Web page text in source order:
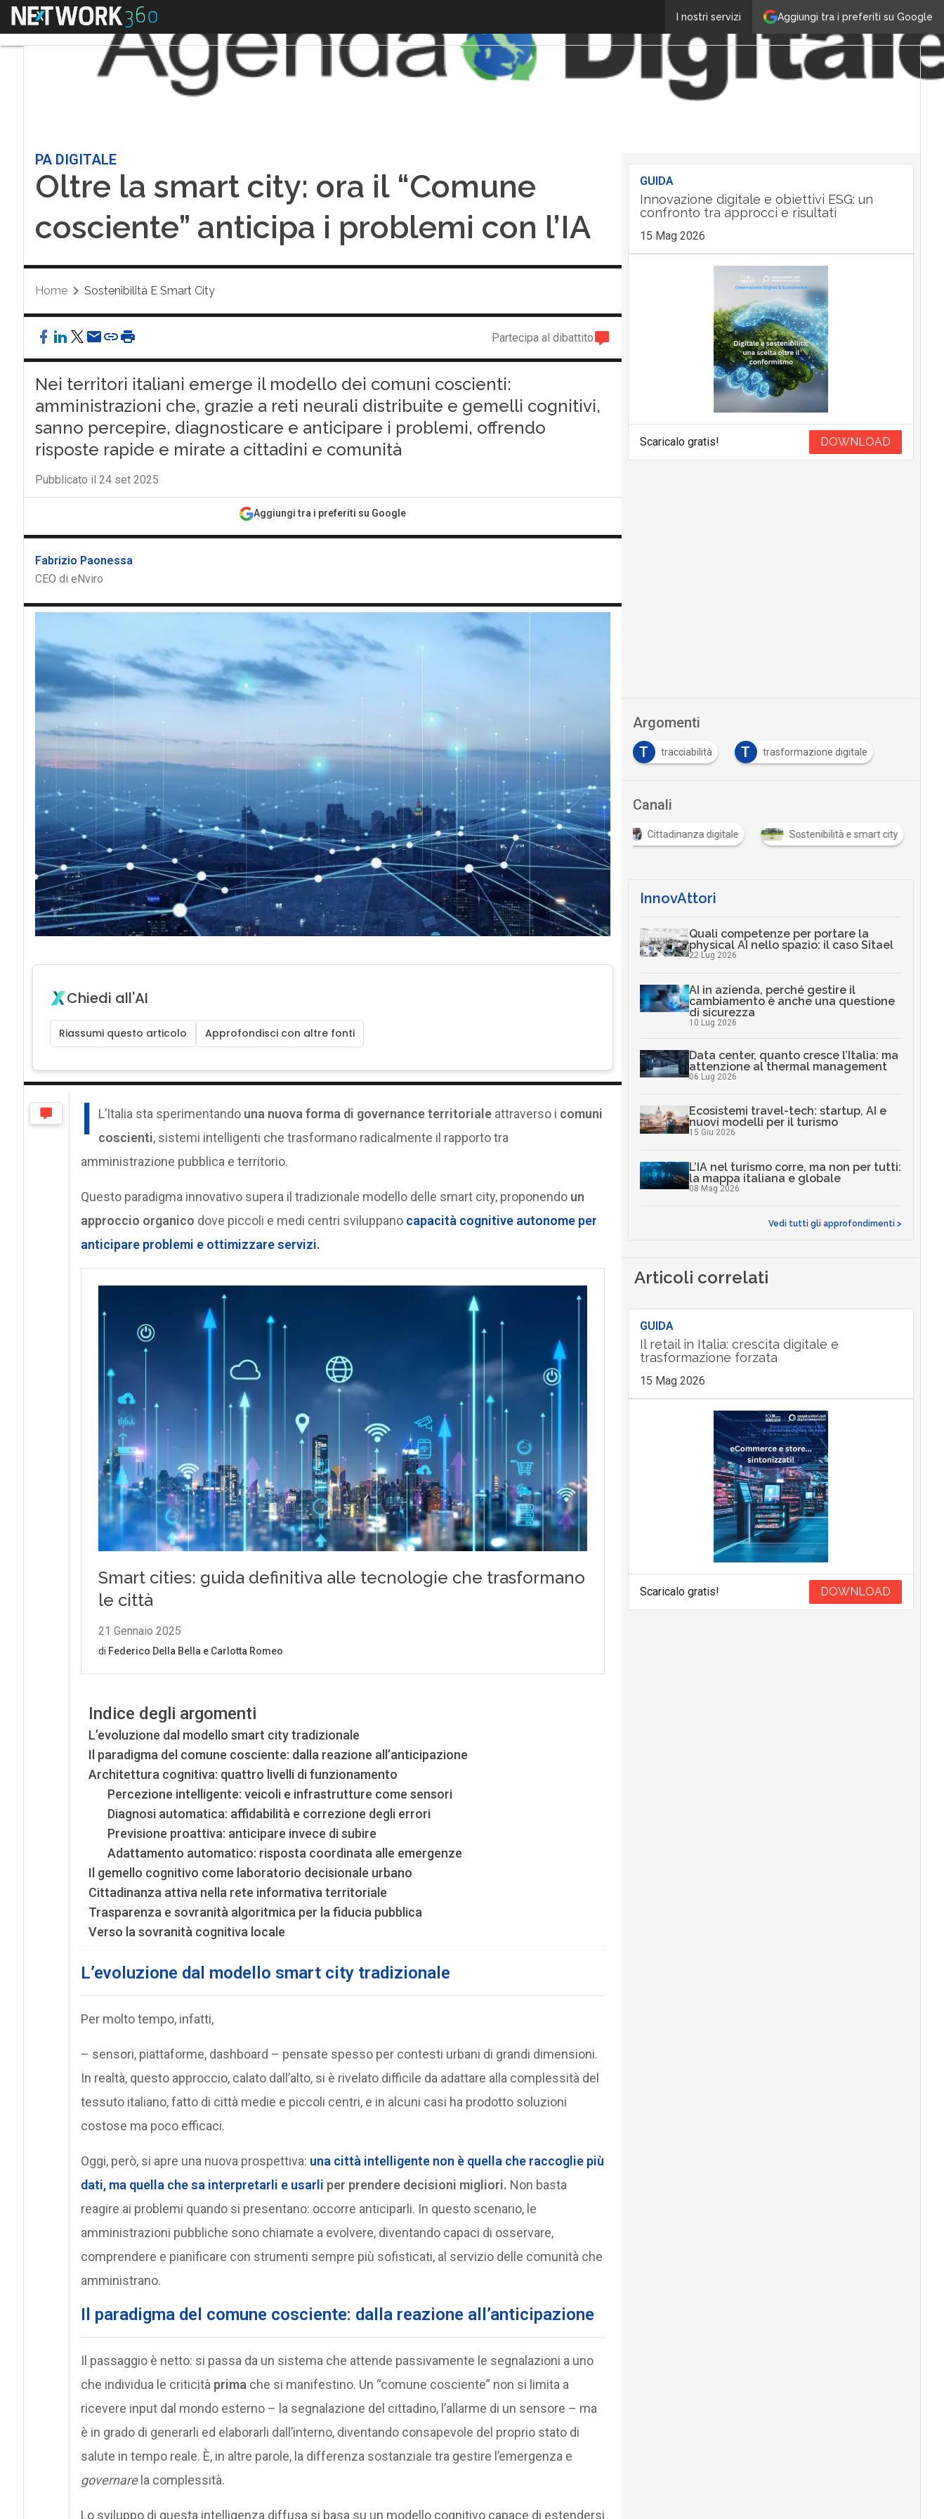
Aggiungi tra i preferiti su Google
I nostri servizi
Menu
PA DIGITALE
Oltre la smart city: ora il “Comune
cosciente” anticipa i problemi con l’IA
Home Sostenibilità E Smart City
Partecipa al dibattito
Nei territori italiani emerge il modello dei comuni coscienti:
amministrazioni che, grazie a reti neurali distribuite e gemelli cognitivi,
sanno percepire, diagnosticare e anticipare i problemi, offrendo
risposte rapide e mirate a cittadini e comunità
Pubblicato il 24 set 2025
Aggiungi tra i preferiti su Google
Fabrizio Paonessa
CEO di eNviro
Chiedi all'AI
Riassumi questo articolo Approfondisci con altre fonti
I L’Italia sta sperimentando una nuova forma di governance territorialeattraverso i comuni
coscienti, sistemi intelligenti che trasformano radicalmente il rapporto tra
amministrazione pubblica e territorio.
Questo paradigma innovativo supera il tradizionale modello delle smart city, proponendo un
approccio organico dove piccoli e medi centri sviluppanocapacità cognitive autonome per
anticipare problemi e ottimizzare servizi.
Indice degli argomenti
L’evoluzione dal modello smart city tradizionale
Il paradigma del comune cosciente: dalla reazione all’anticipazione
Architettura cognitiva: quattro livelli di funzionamento
Percezione intelligente: veicoli e infrastrutture come sensori
Diagnosi automatica: affidabilità e correzione degli errori
Previsione proattiva: anticipare invece di subire
Adattamento automatico: risposta coordinata alle emergenze
Il gemello cognitivo come laboratorio decisionale urbano
Cittadinanza attiva nella rete informativa territoriale
Trasparenza e sovranità algoritmica per la fiducia pubblica
Verso la sovranità cognitiva locale
L’evoluzione dal modello smart city tradizionale
Per molto tempo, infatti,
– sensori, piattaforme, dashboard – pensate spesso per contesti urbani di grandi dimensioni.
In realtà, questo approccio, calato dall’alto, si è rivelato difficile da adattare alla complessità del
tessuto italiano, fatto di città medie e piccoli centri, e in alcuni casi ha prodotto soluzioni
costose ma poco efficaci.
Oggi, però, si apre una nuova prospettiva: una città intelligente non è quella che raccoglie più
dati, ma quella che sa interpretarli e usarli per prendere decisioni migliori. Non basta
reagire ai problemi quando si presentano: occorre anticiparli. In questo scenario, le
amministrazioni pubbliche sono chiamate a evolvere, diventando capaci di osservare,
comprendere e pianificare con strumenti sempre più sofisticati, al servizio delle comunità che
amministrano.
Il paradigma del comune cosciente: dalla reazione all’anticipazione
Il passaggio è netto: si passa da un sistema che attende passivamente le segnalazioni a uno
che individua le criticità prima che si manifestino. Un “comune cosciente” non si limita a
ricevere input dal mondo esterno – la segnalazione del cittadino, l’allarme di un sensore – ma
è in grado di generarli ed elaborarli dall’interno, diventando consapevole del proprio stato di
salute in tempo reale. È, in altre parole, la differenza sostanziale tra gestire l’emergenza e
governarela complessità.
Lo sviluppo di questa intelligenza diffusa si basa su un modello cognitivo capace di estendersi
GUIDA
Innovazione digitale e obiettivi ESG: un
confronto tra approcci e risultati
15 Mag 2026
Scaricalo gratis! DOWNLOAD
Argomenti
T
tracciabilità T trasformazione digitale
Canali
Cittadinanza digitale Sostenibilità e smart city
InnovAttori
Quali competenze per portare la
physical AI nello spazio: il caso Sitael
22 Lug 2026
AI in azienda, perché gestire il
cambiamento è anche una questione
di sicurezza
10 Lug 2026
Data center, quanto cresce l’Italia: ma
attenzione al thermal management
06 Lug 2026
Ecosistemi travel-tech: startup, AI e
nuovi modelli per il turismo
15 Giu 2026
L’IA nel turismo corre, ma non per tutti:
la mappa italiana e globale
08 Mag 2026
Vedi tutti gli approfondimenti >
Articoli correlati
GUIDA
Il retail in Italia: crescita digitale e
trasformazione forzata
15 Mag 2026
Scaricalo gratis! DOWNLOAD